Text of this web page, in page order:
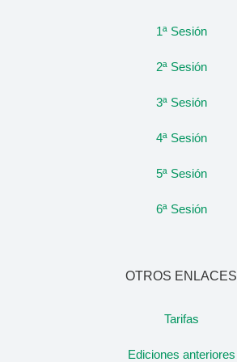
1ª Sesión
2ª Sesión
3ª Sesión
4ª Sesión
5ª Sesión
6ª Sesión
OTROS ENLACES
Tarifas
Ediciones anteriores